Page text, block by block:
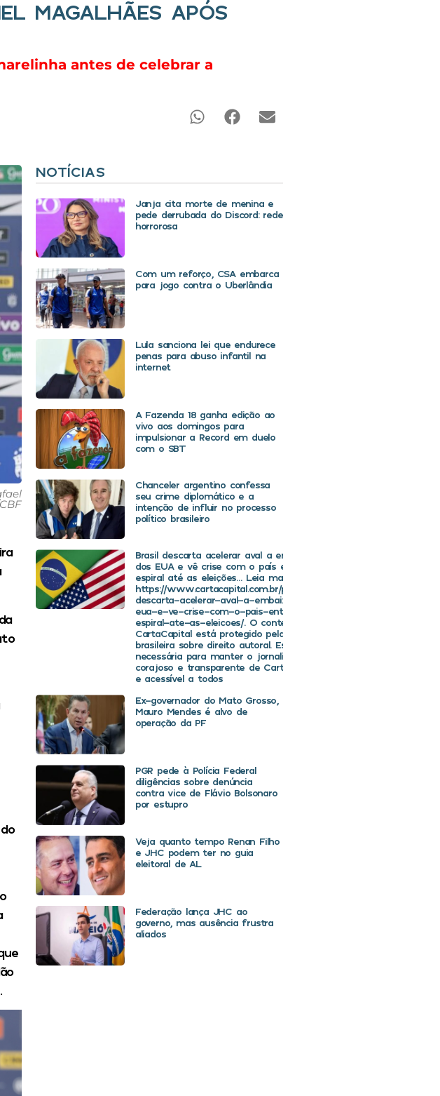
MAGALHÃES APÓS
antes de celebrar a
NOTÍCIAS
Janja cita morte de menina e
pede derrubada do Discord: rede
horrorosa
Com um reforço, CSA embarca
para jogo contra o Uberlândia
Lula sanciona lei que endurece
penas para abuso infantil na
internet
A Fazenda 18 ganha edição ao
vivo aos domingos para
impulsionar a Record em duelo
com o SBT
Chanceler argentino confessa
seu crime diplomático e a
intenção de influir no processo
político brasileiro
Brasil descarta acelerar aval a embaixador
dos EUA e vê crise com o país entrar em
espiral até as eleições… Leia mais em
https://www.cartacapital.com.br/politica/brasil-
descarta-acelerar-aval-a-embaixador-dos-
eua-e-ve-crise-com-o-pais-entrar-em-
espiral-ate-as-eleicoes/. O conteúdo de
CartaCapital está protegido pela legislação
brasileira sobre direito autoral. Essa defesa é
necessária para manter o jornalismo
corajoso e transparente de CartaCapital vivo
e acessível a todos
Ex-governador do Mato Grosso,
Mauro Mendes é alvo de
operação da PF
PGR pede à Polícia Federal
diligências sobre denúncia
contra vice de Flávio Bolsonaro
por estupro
Veja quanto tempo Renan Filho
e JHC podem ter no guia
eleitoral de AL
Federação lança JHC ao
governo, mas ausência frustra
aliados